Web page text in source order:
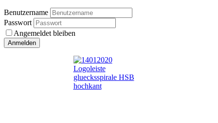
Benutzername
Passwort
Angemeldet bleiben